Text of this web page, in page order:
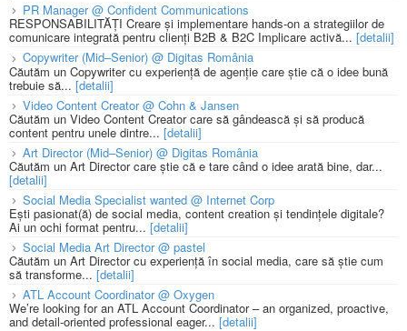
PR Manager @ Confident Communications
RESPONSABILITĂȚI Creare și implementare hands-on a strategiilor de
comunicare integrată pentru clienți B2B & B2C Implicare activă... [detalii]
Copywriter (Mid–Senior) @ Digitas România
Căutăm un Copywriter cu experiență de agenție care știe că o idee bună
trebuie să... [detalii]
Video Content Creator @ Cohn & Jansen
Căutăm un Video Content Creator care să gândească și să producă
content pentru unele dintre... [detalii]
Art Director (Mid–Senior) @ Digitas România
Căutăm un Art Director care știe că e tare când o idee arată bine, dar...
[detalii]
Social Media Specialist wanted @ Internet Corp
Ești pasionat(ă) de social media, content creation și tendințele digitale?
Ai un ochi format pentru... [detalii]
Social Media Art Director @ pastel
Căutăm un Art Director cu experiență în social media, care să știe cum
să transforme... [detalii]
ATL Account Coordinator @ Oxygen
We’re looking for an ATL Account Coordinator – an organized, proactive,
and detail-oriented professional eager... [detalii]